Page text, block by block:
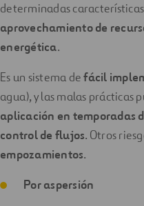
determinadas
aprovechamiento de
energética.
Es un sistema defácil
agua), y las malas prácticas
aplicación en temporadas
control de flujos. Otros
empozamientos.
Por aspersión